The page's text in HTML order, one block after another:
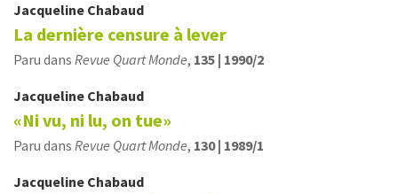
Jacqueline Chabaud
La dernière censure à lever
Paru dans Revue Quart Monde, 135 | 1990/2
Jacqueline Chabaud
«Ni vu, ni lu, on tue»
Paru dans Revue Quart Monde, 130 | 1989/1
Jacqueline Chabaud